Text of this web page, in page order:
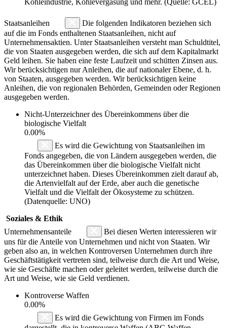
Staatsanleihen
Die folgenden Indikatoren beziehen sich
auf die im Fonds enthaltenen Staatsanleihen, nicht auf
Unternehmensaktien. Unter Staatsanleihen versteht man Schuldtitel,
die von Staaten ausgegeben werden, die sich auf dem Kapitalmarkt
Geld leihen. Sie haben eine feste Laufzeit und schütten Zinsen aus.
Wir berücksichtigen nur Anleihen, die auf nationaler Ebene, d. h.
von Staaten, ausgegeben werden. Wir berücksichtigen keine
Anleihen, die von regionalen Behörden, Gemeinden oder Regionen
ausgegeben werden.
Nicht-Unterzeichner des Übereinkommens über die
biologische Vielfalt
0.00%
Es wird die Gewichtung von Staatsanleihen im
Fonds angegeben, die von Ländern ausgegeben werden, die
das Übereinkommen über die biologische Vielfalt nicht
unterzeichnet haben. Dieses Übereinkommen zielt darauf ab,
die Artenvielfalt auf der Erde, aber auch die genetische
Vielfalt und die Vielfalt der Ökosysteme zu schützen.
(Datenquelle: UNO)
Soziales & Ethik
Unternehmensanteile
Bei diesen Werten interessieren wir
uns für die Anteile von Unternehmen und nicht von Staaten. Wir
geben also an, in welchen Kontroversen Unternehmen durch ihre
Geschäftstätigkeit vertreten sind, teilweise durch die Art und Weise,
wie sie Geschäfte machen oder geleitet werden, teilweise durch die
Art und Weise, wie sie Geld verdienen.
Kontroverse Waffen
0.00%
Es wird die Gewichtung von Firmen im Fonds